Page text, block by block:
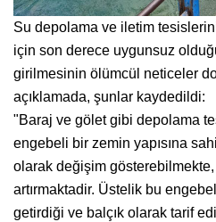
Su depolama ve iletim
için son derece uygunsuz
girilmesinin ölümcül neticeler
açıklamada, şunlar kaydedildi:
"Baraj ve gölet gibi depolama
engebeli bir zemin yapısına
olarak değişim
artırmaktadir. Üstelik bu
getirdiği ve balçık olarak tarif